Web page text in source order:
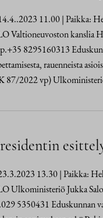
11.00 | Paikka:
Valtioneuvoston kanslia
8295160313
rauenneista
87/2022 vp)
esittely
13.30 | Paikka:
Ulkoministeriö Jukka
5350431 Eduskunnan